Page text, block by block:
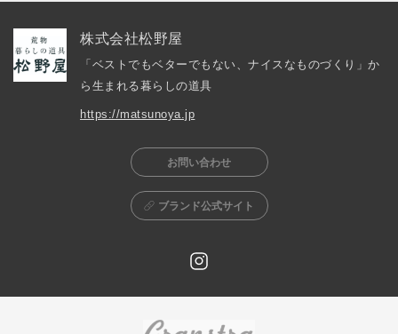
株式会社松野屋
「ベストでもベターでもない、ナイスなものづくり」か
ら生まれる暮らしの道具
https://matsunoya.jp
お問い合わせ
ブランド公式サイト